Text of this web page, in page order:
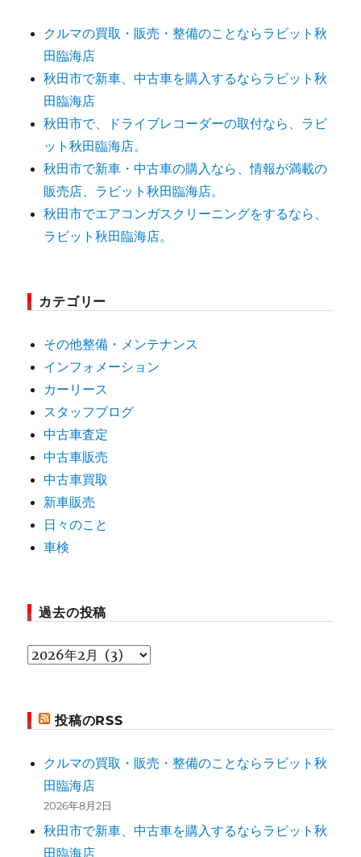
クルマの買取・販売・整備のことならラビット秋
田臨海店
秋田市で新車、中古車を購入するならラビット秋
田臨海店
秋田市で、ドライブレコーダーの取付なら、ラビ
ット秋田臨海店。
秋田市で新車・中古車の購入なら、情報が満載の
販売店、ラビット秋田臨海店。
秋田市でエアコンガスクリーニングをするなら、
ラビット秋田臨海店。
カテゴリー
その他整備・メンテナンス
インフォメーション
カーリース
スタッフブログ
中古車査定
中古車販売
中古車買取
新車販売
日々のこと
車検
過去の投稿
過
投
投稿のRSS
クルマの買取・販売・整備のことならラビット秋
田臨海店
2026年8月2日
秋田市で新車、中古車を購入するならラビット秋
田臨海店